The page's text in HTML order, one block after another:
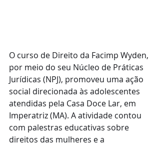
O curso de Direito da Facimp Wyden,
por meio do seu Núcleo de Práticas
Jurídicas (NPJ), promoveu uma ação
social direcionada às adolescentes
atendidas pela Casa Doce Lar, em
Imperatriz (MA). A atividade contou
com palestras educativas sobre
direitos das mulheres e a